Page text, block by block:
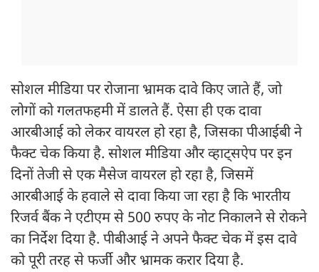
सोशल मीडिया पर रोजाना भ्रामक दावे किए जाते हैं, जो
लोगों को गलतफहमी में डालते हैं. ऐसा ही एक दावा
आरबीआई को लेकर वायरल हो रहा है, जिसका पीआईबी ने
फैक्ट चेक किया है. सोशल मीडिया और व्हाट्सऐप पर इन
दिनों तेजी से एक मैसेज वायरल हो रहा है, जिसमें
आरबीआई के हवाले से दावा किया जा रहा है कि भारतीय
रिजर्व बैंक ने एटीएम से 500 रुपए के नोट निकालने से रोकने
का निर्देश दिया है. पीबीआई ने अपने फैक्ट चेक में इस दावे
को पूरी तरह से फर्जी और भ्रामक करार दिया है.